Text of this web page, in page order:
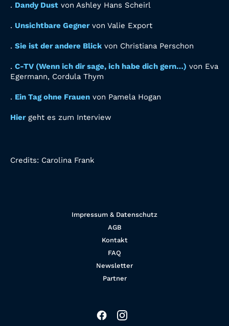
. Dandy Dust von Ashley Hans Scheirl
. Unsichtbare Gegnervon Valie Export
. Sie ist der andere Blick von Christiana Perschon
. C-TV (Wenn ich dir sage, ich habe dich gern…) von Eva
Egermann, Cordula Thym
. Ein Tag ohne Frauen von Pamela Hogan
Hiergeht es zum Interview
Credits: Carolina Frank
Impressum & Datenschutz
AGB
Kontakt
FAQ
Newsletter
Partner